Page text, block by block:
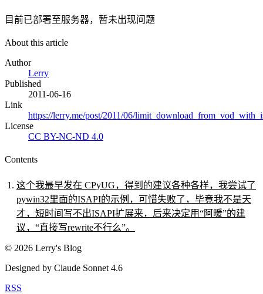
目前已部署至服务器，暂未出现问题
About this article
Author
Lerry
Published
2011-06-16
Link
https://lerry.me/post/2011/06/
License
CC BY-NC-ND 4.0
Contents
这个我最早发在 CPyUG，得到的建议各种各样，我尝试了
pywin32里面的ISAPI的示例，可惜失败了，毕竟我不是天
才，短时间写不出ISAPI扩展来，后来决定用“阿暖”的建
议，“直接写rewrite不行么”。
© 2026 Lerry's Blog
Designed by Claude Sonnet 4.6
RSS